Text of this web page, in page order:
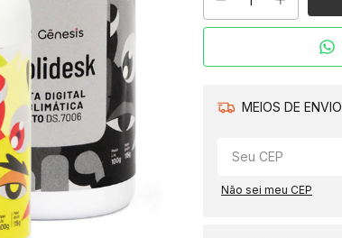
MEIOS DE ENVIO
Não sei meu CEP